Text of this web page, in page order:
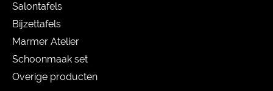
Salontafels
Bijzettafels
Marmer Atelier
Schoonmaak set
Overige producten